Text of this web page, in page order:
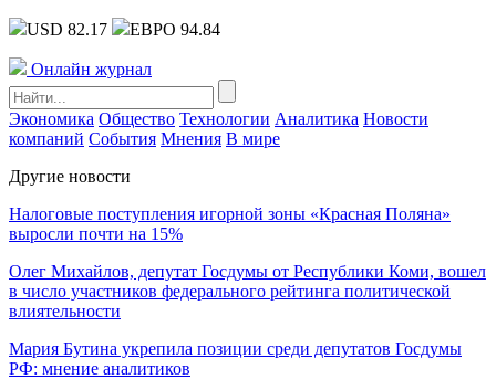
USD 82.17 ЕВРО 94.84
Онлайн журнал
Экономика Общество Технологии Аналитика Новости
компаний События Мнения В мире
Другие новости
Налоговые поступления игорной зоны «Красная Поляна»
выросли почти на 15%
Олег Михайлов, депутат Госдумы от Республики Коми, вошел
в число участников федерального рейтинга политической
влиятельности
Мария Бутина укрепила позиции среди депутатов Госдумы
РФ: мнение аналитиков